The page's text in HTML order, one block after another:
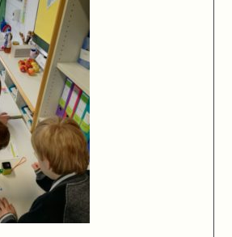
Museum
ein voller Erfolg
Schule
der Oberstufe
Technik Unterricht
Wetter